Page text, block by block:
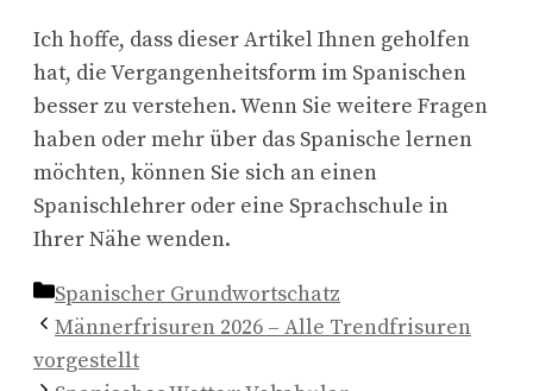
Ich hoffe, dass dieser Artikel Ihnen geholfen
hat, die Vergangenheitsform im Spanischen
besser zu verstehen. Wenn Sie weitere Fragen
haben oder mehr über das Spanische lernen
möchten, können Sie sich an einen
Spanischlehrer oder eine Sprachschule in
Ihrer Nähe wenden.
Kategorien
Spanischer Grundwortschatz
Männerfrisuren 2026 – Alle Trendfrisuren
vorgestellt